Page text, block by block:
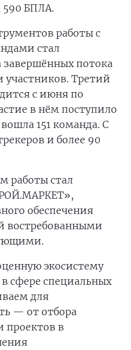
590 БПЛА.
работы с
стал
завершённых потока
участников. Третий
с июня по
в нём поступило
151 команда. С
и более 90
работы стал
обеспечения
востребованными
экосистему
сфере специальных
для
— от отбора
проектов в